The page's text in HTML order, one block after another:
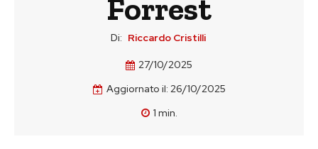
Forrest
Di: Riccardo Cristilli
27/10/2025
Aggiornato il: 26/10/2025
1 min.